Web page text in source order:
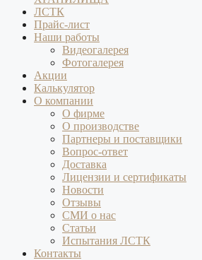
ЛСТК
Прайс-лист
Наши работы
Видеогалерея
Фотогалерея
Акции
Калькулятор
О компании
О фирме
О производстве
Партнеры и поставщики
Вопрос-ответ
Доставка
Лицензии и сертификаты
Новости
Отзывы
СМИ о нас
Статьи
Испытания ЛСТК
Контакты